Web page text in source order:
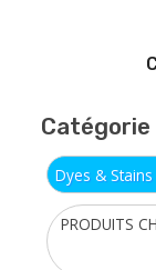
Catégorie
Dyes &
PRODUITS